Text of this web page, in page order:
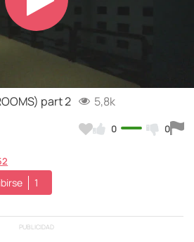
Play
Video
part 2 5,8k
0 0
1
PUBLICIDAD